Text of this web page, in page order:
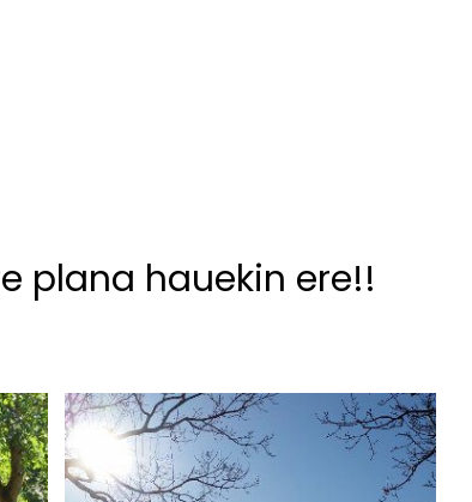
plana hauekin ere!!